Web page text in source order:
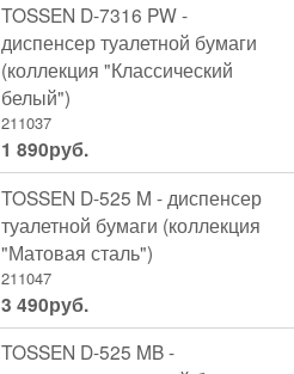
TOSSEN D-7316 PW -
диспенсер туалетной бумаги
(коллекция "Классический
белый")
211037
1 890руб.
TOSSEN D-525 M - диспенсер
туалетной бумаги (коллекция
"Матовая сталь")
211047
3 490руб.
TOSSEN D-525 MB -